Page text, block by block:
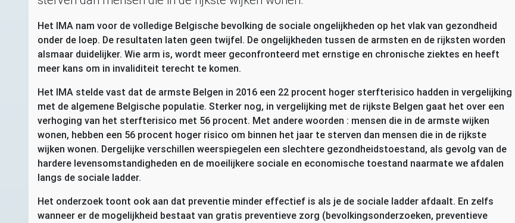
Het IMA nam voor de volledige Belgische bevolking de sociale ongelijkheden op het vlak van gezondheid
onder de loep. De resultaten laten geen twijfel. De ongelijkheden tussen de armsten en de rijksten worden
alsmaar duidelijker. Wie arm is, wordt meer geconfronteerd met ernstige en chronische ziektes en heeft
meer kans om in invaliditeit terecht te komen.
Het IMA stelde vast dat de armste Belgen in 2016 een 22 procent hoger sterfterisico hadden in vergelijking
met de algemene Belgische populatie. Sterker nog, in vergelijking met de rijkste Belgen gaat het over een
verhoging van het sterfterisico met 56 procent. Met andere woorden : mensen die in de armste wijken
wonen, hebben een 56 procent hoger risico om binnen het jaar te sterven dan mensen die in de rijkste
wijken wonen. Dergelijke verschillen weerspiegelen een slechtere gezondheidstoestand, als gevolg van de
hardere levensomstandigheden en de moeilijkere sociale en economische toestand naarmate we afdalen
langs de sociale ladder.
Het onderzoek toont ook aan dat preventie minder effectief is als je de sociale ladder afdaalt. En zelfs
wanneer er de mogelijkheid bestaat van gratis preventieve zorg (bevolkingsonderzoeken, preventieve